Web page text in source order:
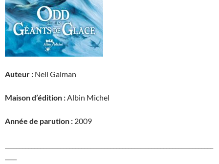
Auteur : Neil Gaiman
Maison d’édition :Albin Michel
Année de parution : 2009